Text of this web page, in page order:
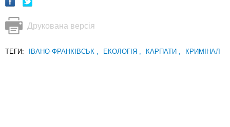
Друкована версія
ТЕГИ: ІВАНО-ФРАНКІВСЬК ЕКОЛОГІЯ КАРПАТИ КРИМІНАЛ